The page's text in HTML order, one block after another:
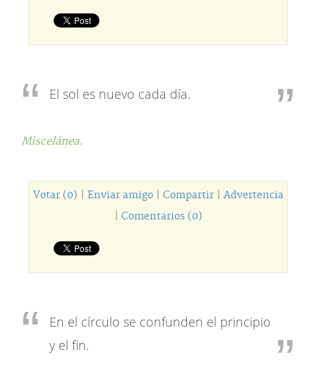
El sol es nuevo cada día.
Miscelánea.
Votar (0) Enviar amigo| Compartir| Advertencia
Comentarios (0)
En el círculo se confunden el principio
y el fin.